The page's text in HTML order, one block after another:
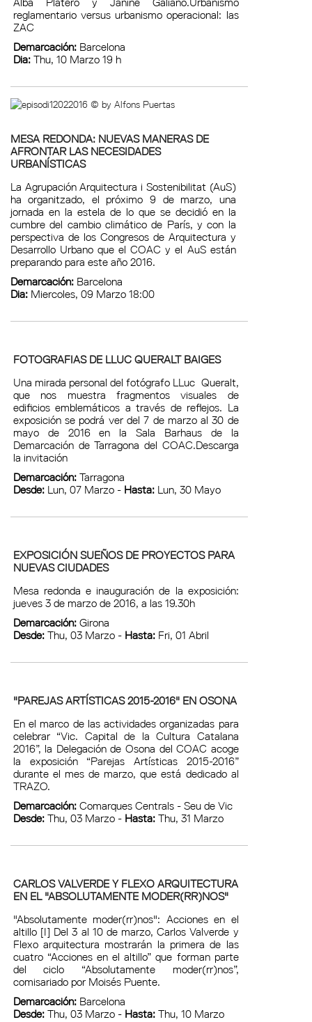
reglamentario versus urbanismo operacional: las
ZAC
Demarcación: Barcelona
Dia:Thu, 10 Marzo 19 h
MESA REDONDA: NUEVAS MANERAS DE
AFRONTAR LAS NECESIDADES
URBANÍSTICAS
La Agrupación Arquitectura i Sostenibilitat (AuS)
ha organitzado, el próximo 9 de marzo, una
jornada en la estela de lo que se decidió en la
cumbre del cambio climático de París, y con la
perspectiva de los Congresos de Arquitectura y
Desarrollo Urbano que el COAC y el AuS están
preparando para este año 2016.
Demarcación: Barcelona
Dia: Miercoles, 09 Marzo 18:00
FOTOGRAFIAS DE LLUC QUERALT BAIGES
Una mirada personal del fotógrafo LLuc Queralt,
que nos muestra fragmentos visuales de
edificios emblemáticos a través de reflejos. La
exposición se podrá ver del 7 de marzo al 30 de
mayo de 2016 en la Sala Barhaus de la
Demarcación de Tarragona del COAC.Descarga
la invitación
Demarcación:Tarragona
Desde: Lun, 07 Marzo - Hasta: Lun, 30 Mayo
EXPOSICIÓN SUEÑOS DE PROYECTOS PARA
NUEVAS CIUDADES
Mesa redonda e inauguración de la exposición:
jueves 3 de marzo de 2016, a las 19.30h
Demarcación:Girona
Desde:Thu, 03 Marzo - Hasta: Fri, 01 Abril
"PAREJAS ARTÍSTICAS 2015-2016" EN OSONA
En el marco de las actividades organizadas para
celebrar “Vic. Capital de la Cultura Catalana
2016”, la Delegación de Osona del COAC acoge
la exposición “Parejas Artísticas 2015-2016”
durante el mes de marzo, que está dedicado al
TRAZO.
Demarcación:Comarques Centrals - Seu de Vic
Desde:Thu, 03 Marzo - Hasta:Thu, 31 Marzo
CARLOS VALVERDE Y FLEXO ARQUITECTURA
EN EL "ABSOLUTAMENTE MODER(RR)NOS"
"Absolutamente moder(rr)nos": Acciones en el
altillo [I] Del 3 al 10 de marzo, Carlos Valverde y
Flexo arquitectura mostrarán la primera de las
cuatro “Acciones en el altillo” que forman parte
del ciclo “Absolutamente moder(rr)nos”,
comisariado por Moisés Puente.
Demarcación: Barcelona
Desde:Thu, 03 Marzo - Hasta:Thu, 10 Marzo